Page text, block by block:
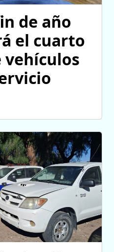
de año
el cuarto
vehículos